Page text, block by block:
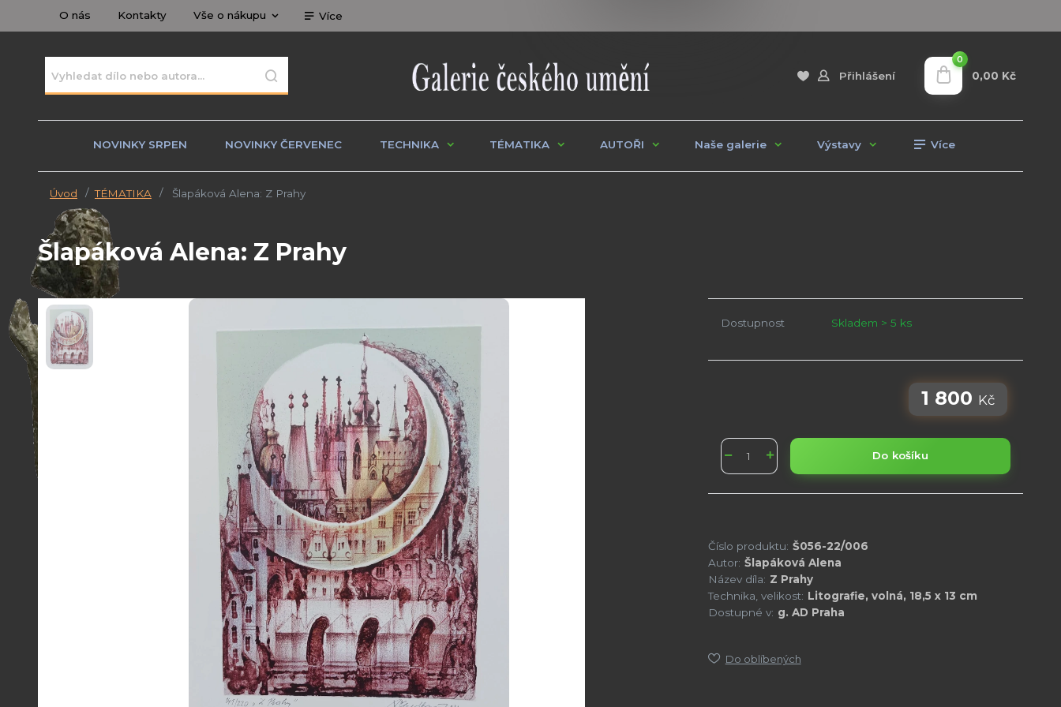
O nás Kontakty Vše o nákupu Více
Přihlášení
0
0,00 Kč
NOVINKY SRPEN NOVINKY ČERVENEC TECHNIKA TÉMATIKA AUTOŘI Naše galerie Výstavy Více
Úvod TÉMATIKA Šlapáková Alena: Z Prahy
Šlapáková Alena: Z Prahy
Dostupnost Skladem > 5 ks
1 800 Kč
Do košíku
Číslo produktu: Š056-22/006
Autor: Šlapáková Alena
Název díla: Z Prahy
Technika, velikost: Litografie, volná, 18,5 x 13 cm
Dostupné v: g. AD Praha
Do oblíbených